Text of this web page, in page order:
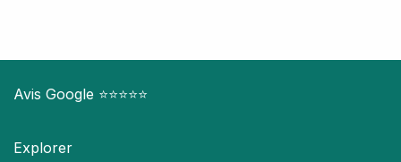
Explorer
Avis Google ⭐️⭐️⭐️⭐️⭐️